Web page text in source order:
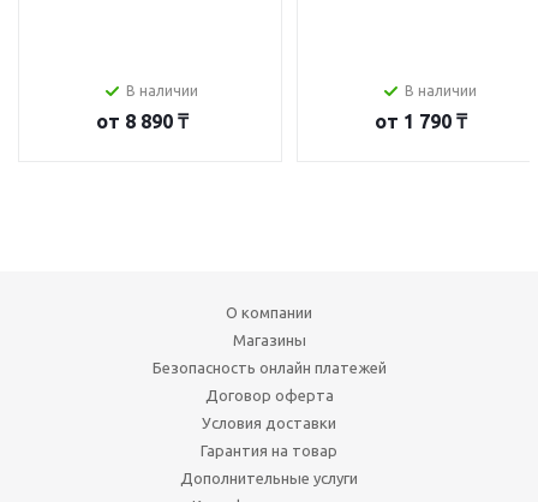
В наличии
от 8 890 ₸
В наличии
от 1 790 ₸
О компании
Магазины
Безопасность онлайн платежей
Договор оферта
Условия доставки
Гарантия на товар
Дополнительные услуги